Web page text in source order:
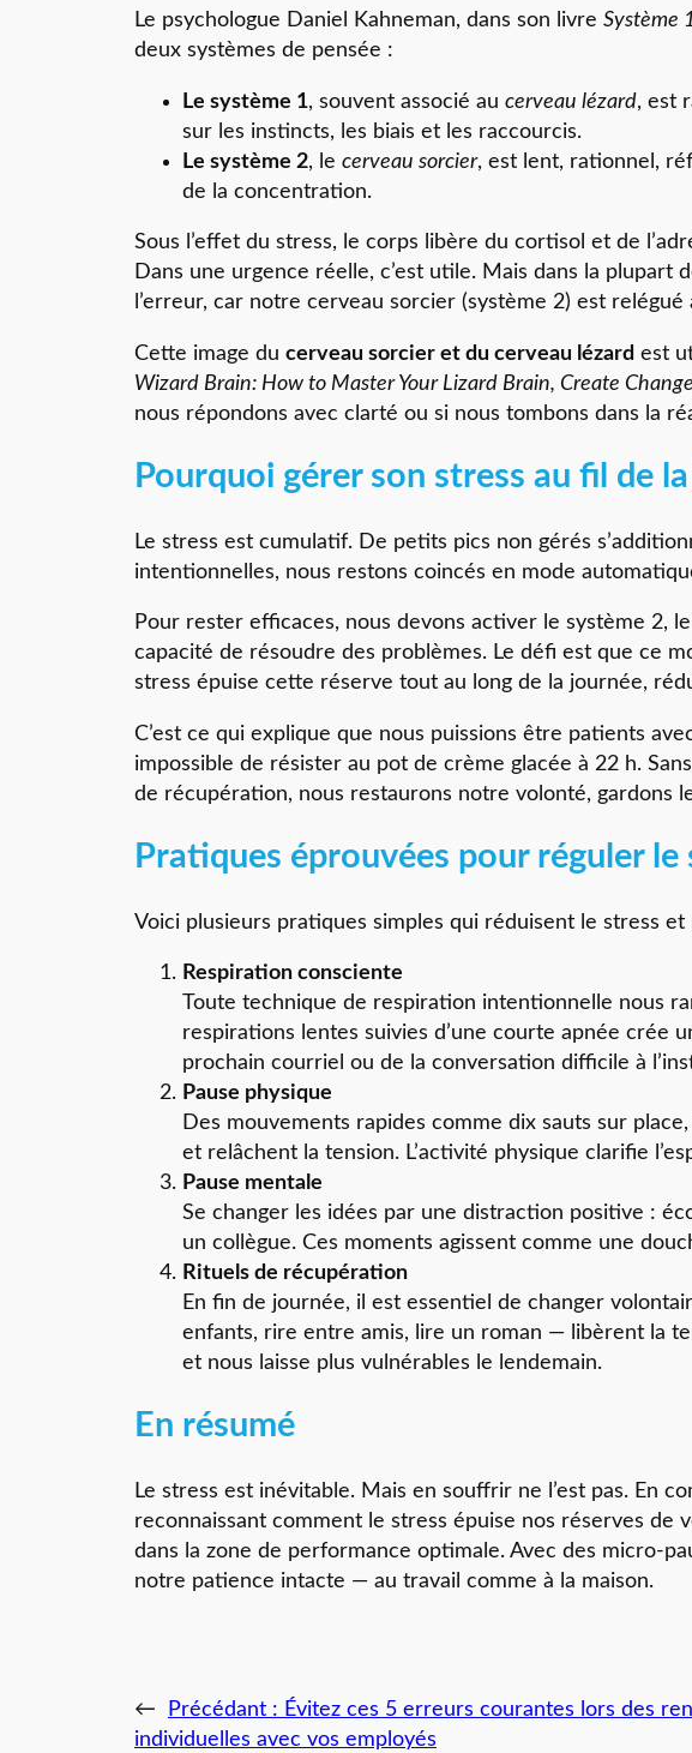
Le psychologue Daniel Kahneman, dans son livre Système
deux systèmes de pensée :
Le système 1, souvent associé au cerveau lézard, est
sur les instincts, les biais et les raccourcis.
Le système 2, le cerveau sorcier, est lent, rationnel,
de la concentration.
Sous l’effet du stress, le corps libère du cortisol et de
Dans une urgence réelle, c’est utile. Mais dans la
l’erreur, car notre cerveau sorcier (système 2) est relégué
Cette image du cerveau sorcier et du cerveau lézard est
Wizard Brain: How to Master Your Lizard Brain, Create
nous répondons avec clarté ou si nous tombons dans la
Pourquoi gérer son stress au fil de
Le stress est cumulatif. De petits pics non gérés
intentionnelles, nous restons coincés en mode
Pour rester efficaces, nous devons activer le système 2,
capacité de résoudre des problèmes. Le défi est que ce
stress épuise cette réserve tout au long de la journée,
C’est ce qui explique que nous puissions être patients
impossible de résister au pot de crème glacée à 22 h.
de récupération, nous restaurons notre volonté, gardons
Pratiques éprouvées pour réguler le
Voici plusieurs pratiques simples qui réduisent le stress
Respiration consciente
Toute technique de respiration intentionnelle nous
respirations lentes suivies d’une courte apnée crée
prochain courriel ou de la conversation difficile à
Pause physique
Des mouvements rapides comme dix sauts sur
et relâchent la tension. L’activité physique clarifie
Pause mentale
Se changer les idées par une distraction positive :
un collègue. Ces moments agissent comme une
Rituels de récupération
En fin de journée, il est essentiel de changer
enfants, rire entre amis, lire un roman — libèrent la
et nous laisse plus vulnérables le lendemain.
En résumé
Le stress est inévitable. Mais en souffrir ne l’est pas. En
reconnaissant comment le stress épuise nos réserves
dans la zone de performance optimale. Avec des micro-
notre patience intacte — au travail comme à la maison.
← Précédant : Évitez ces 5 erreurs courantes lors des
individuelles avec vos employés